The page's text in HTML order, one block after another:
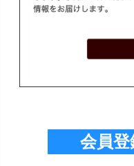
会員登